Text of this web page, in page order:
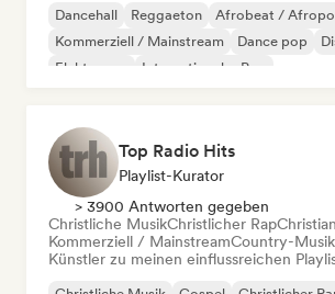
Dancehall Reggaeton
Afrobeat /
Kommerziell / Mainstream
Dance pop
Elektropop
Internationaler Pop
Top Radio Hits
Playlist-Kurator
> 3900 Antworten gegeben
Christliche MusikChristlicher Rap
Kommerziell / MainstreamCountry-Musik
Künstler zu meinen einflussreichen